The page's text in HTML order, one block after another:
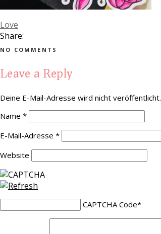
Love
Share:
NO COMMENTS
Leave a Reply
Deine E-Mail-Adresse wird nicht veröffentlicht.
Name *
E-Mail-Adresse *
Website
CAPTCHA Code*